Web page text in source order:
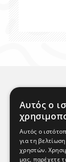
Αυτός ο
Αυτός ο
για τη
χρηστών.
μας, παρέχετε